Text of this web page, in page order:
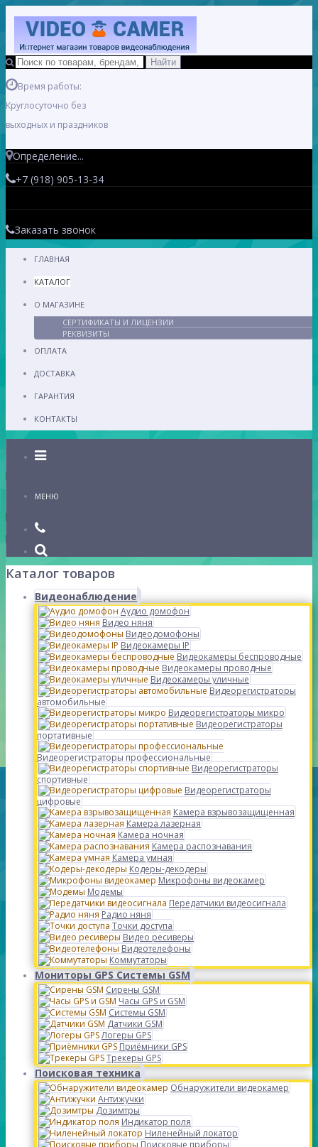
Время работы:
Круглосуточно без
выходных и праздников
Определение...
+7 (918) 905-13-34
Заказать звонок
ГЛАВНАЯ
КАТАЛОГ
О МАГАЗИНЕ
СЕРТИФИКАТЫ И ЛИЦЕНЗИИ
РЕКВИЗИТЫ
ОПЛАТА
ДОСТАВКА
ГАРАНТИЯ
КОНТАКТЫ
Каталог
МЕНЮ
Каталог товаров
Видеонаблюдение
Аудио домофон
Видео няня
Видеодомофоны
Видеокамеры IP
Видеокамеры беспроводные
Видеокамеры проводные
Видеокамеры уличные
Видеорегистраторы
автомобильные
Видеорегистраторы микро
Видеорегистраторы
портативные
Видеорегистраторы профессиональные
Видеорегистраторы
спортивные
Видеорегистраторы
цифровые
Камера взрывозащищенная
Камера лазерная
Камера ночная
Камера распознавания
Камера умная
Кодеры-декодеры
Микрофоны видеокамер
Модемы
Передатчики видеосигнала
Радио няня
Точки доступа
Видео ресиверы
Видеотелефоны
Коммутаторы
Мониторы GPS Системы GSM
Сирены GSM
Часы GPS и GSM
Системы GSM
Датчики GSM
Логеры GPS
Приёмники GPS
Трекеры GPS
Поисковая техника
Обнаружители видеокамер
Антижучки
Дозимтры
Индикатор поля
Ниленейный локатор
Поисковые приборы